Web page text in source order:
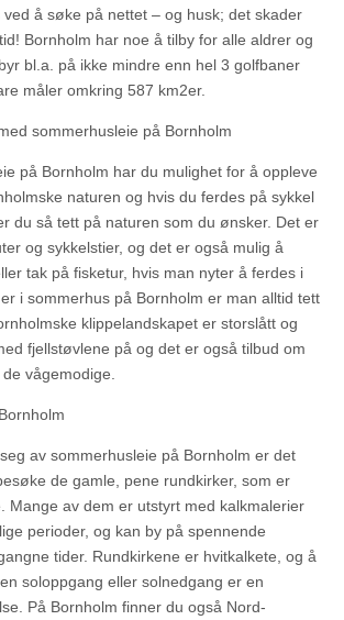
ved å søke på nettet – og husk; det skader
Bornholm har noe å tilby for alle aldrer og
bl.a. på ikke mindre enn hel 3 golfbaner
måler omkring 587 km2er.
sommerhusleie på Bornholm
på Bornholm har du mulighet for å oppleve
naturen og hvis du ferdes på sykkel
du så tett på naturen som du ønsker. Det er
og sykkelstier, og det er også mulig å
tak på fisketur, hvis man nyter å ferdes i
i sommerhus på Bornholm er man alltid tett
klippelandskapet er storslått og
fjellstøvlene på og det er også tilbud om
vågemodige.
av sommerhusleie på Bornholm er det
de gamle, pene rundkirker, som er
Mange av dem er utstyrt med kalkmalerier
perioder, og kan by på spennende
tider. Rundkirkene er hvitkalkete, og å
soloppgang eller solnedgang er en
På Bornholm finner du også Nord-